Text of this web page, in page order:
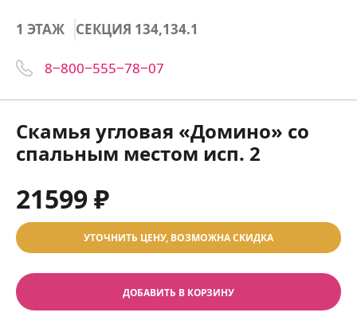
1 ЭТАЖ СЕКЦИЯ 134,134.1
8‒800‒555‒78‒07
Скамья угловая «Домино» со
спальным местом исп. 2
21599 ₽
УТОЧНИТЬ ЦЕНУ, ВОЗМОЖНА СКИДКА
ДОБАВИТЬ В КОРЗИНУ